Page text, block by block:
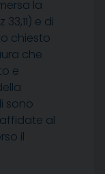
la
e di
chiesto
che
e
sono
al
il